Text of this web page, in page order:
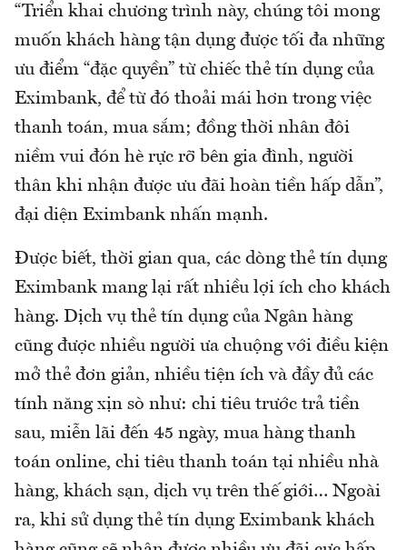
“Triển khai chương trình này, chúng tôi mong
muốn khách hàng tận dụng được tối đa những
ưu điểm “đặc quyền” từ chiếc thẻ tín dụng của
Eximbank, để từ đó thoải mái hơn trong việc
thanh toán, mua sắm; đồng thời nhân đôi
niềm vui đón hè rực rỡ bên gia đình, người
thân khi nhận được ưu đãi hoàn tiền hấp dẫn”,
đại diện Eximbank nhấn mạnh.
Được biết, thời gian qua, các dòng thẻ tín dụng
Eximbank mang lại rất nhiều lợi ích cho khách
hàng. Dịch vụ thẻ tín dụng của Ngân hàng
cũng được nhiều người ưa chuộng với điều kiện
mở thẻ đơn giản, nhiều tiện ích và đầy đủ các
tính năng xịn sò như: chi tiêu trước trả tiền
sau, miễn lãi đến 45 ngày, mua hàng thanh
toán online, chi tiêu thanh toán tại nhiều nhà
hàng, khách sạn, dịch vụ trên thế giới… Ngoài
ra, khi sử dụng thẻ tín dụng Eximbank khách